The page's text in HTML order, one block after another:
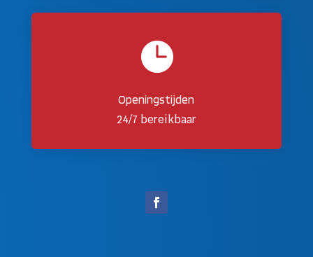

Openingstijden
24/7 bereikbaar